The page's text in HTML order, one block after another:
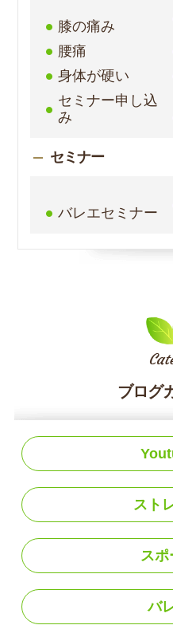
膝の痛み
腰痛
身体が硬い
セミナー申し込
み
セミナー
バレエセミナー
ブログ
スト
スポ
バ